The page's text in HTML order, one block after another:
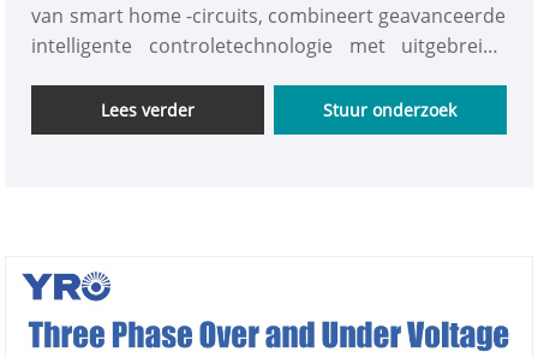
van smart home -circuits, combineert geavanceerde
intelligente controletechnologie met uitgebreide
via mobiele telefoons kunnen gebruikers de
circuitstatus altijd en overal thuis begrijpen en tijdig
Door de app te openen, kunt u duidelijk begrijpen of
het circuit in één oogopslag aan of uit wordt
aangedreven en de parameters voor
Lees verder Stuur onderzoek